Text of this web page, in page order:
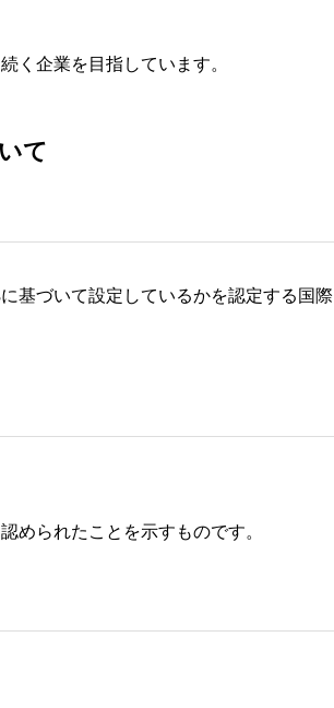
く企業を目指しています。
て
基づいて設定しているかを認定する国際
められたことを示すものです。